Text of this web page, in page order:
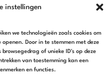
instellingen
we technologieën zoals cookies om
Door in te stemmen met deze
of unieke ID's op deze
van toestemming kan een
en functies.